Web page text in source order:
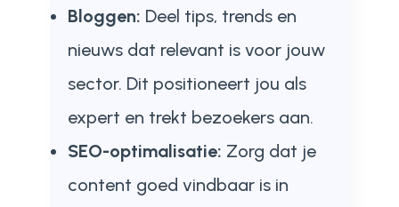
Bloggen: Deel tips, trends en
nieuws dat relevant is voor jouw
sector. Dit positioneert jou als
expert en trekt bezoekers aan.
SEO-optimalisatie: Zorg dat je
content goed vindbaar is in